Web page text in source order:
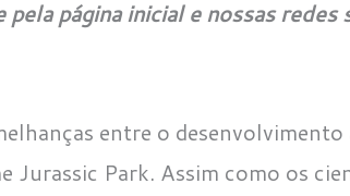
pela página inicial e nossas
entre o
Park. Assim como os